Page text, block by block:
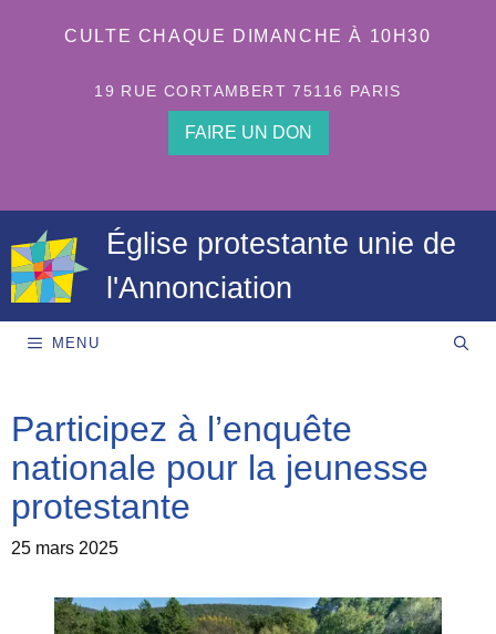
CULTE CHAQUE DIMANCHE À 10H30
19 RUE CORTAMBERT 75116 PARIS
FAIRE UN DON
Église protestante unie de
l'Annonciation
MENU
Participez à l’enquête
nationale pour la jeunesse
protestante
25 mars 2025